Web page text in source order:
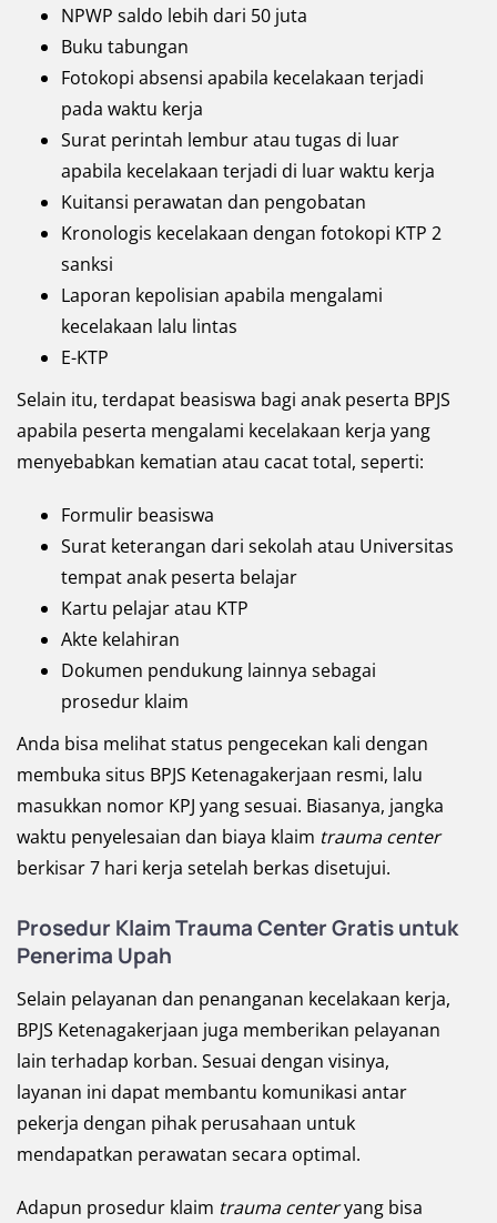
NPWP saldo lebih dari 50 juta
Buku tabungan
Fotokopi absensi apabila kecelakaan terjadi
pada waktu kerja
Surat perintah lembur atau tugas di luar
apabila kecelakaan terjadi di luar waktu kerja
Kuitansi perawatan dan pengobatan
Kronologis kecelakaan dengan fotokopi KTP 2
sanksi
Laporan kepolisian apabila mengalami
kecelakaan lalu lintas
E-KTP
Selain itu, terdapat beasiswa bagi anak peserta BPJS
apabila peserta mengalami kecelakaan kerja yang
menyebabkan kematian atau cacat total, seperti:
Formulir beasiswa
Surat keterangan dari sekolah atau Universitas
tempat anak peserta belajar
Kartu pelajar atau KTP
Akte kelahiran
Dokumen pendukung lainnya sebagai
prosedur klaim
Anda bisa melihat status pengecekan kali dengan
membuka situs BPJS Ketenagakerjaan resmi, lalu
masukkan nomor KPJ yang sesuai. Biasanya, jangka
waktu penyelesaian dan biaya klaim trauma center
berkisar 7 hari kerja setelah berkas disetujui.
Prosedur Klaim Trauma Center Gratis untuk
Penerima Upah
Selain pelayanan dan penanganan kecelakaan kerja,
BPJS Ketenagakerjaan juga memberikan pelayanan
lain terhadap korban. Sesuai dengan visinya,
layanan ini dapat membantu komunikasi antar
pekerja dengan pihak perusahaan untuk
mendapatkan perawatan secara optimal.
Adapun prosedur klaim trauma centeryang bisa